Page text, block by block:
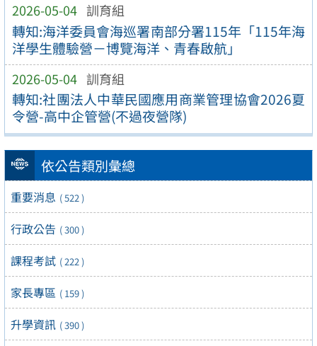
2026-05-04 訓育組
轉知:海洋委員會海巡署南部分署115年「115年海
洋學生體驗營－博覽海洋、青春啟航」
2026-05-04 訓育組
轉知:社團法人中華民國應用商業管理協會2026夏
令營-高中企管營(不過夜營隊)
依公告類別彙總
重要消息 ( 522 )
行政公告 ( 300 )
課程考試 ( 222 )
家長專區 ( 159 )
升學資訊 ( 390 )